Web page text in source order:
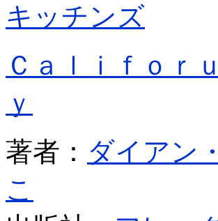
キッチンズ
Ｃａｌｉｆｏ
ｙ
著者： ダイアン
こ